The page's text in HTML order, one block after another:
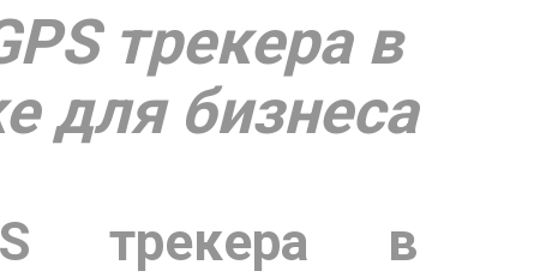
трекера в
для бизнеса
трекера в